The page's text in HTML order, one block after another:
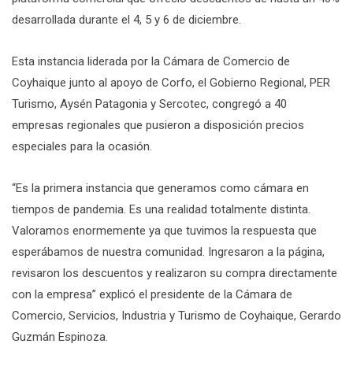
desarrollada durante el 4, 5 y 6 de diciembre.
Esta instancia liderada por la Cámara de Comercio de
Coyhaique junto al apoyo de Corfo, el Gobierno Regional, PER
Turismo, Aysén Patagonia y Sercotec, congregó a 40
empresas regionales que pusieron a disposición precios
especiales para la ocasión.
“Es la primera instancia que generamos como cámara en
tiempos de pandemia. Es una realidad totalmente distinta.
Valoramos enormemente ya que tuvimos la respuesta que
esperábamos de nuestra comunidad. Ingresaron a la página,
revisaron los descuentos y realizaron su compra directamente
con la empresa” explicó el presidente de la Cámara de
Comercio, Servicios, Industria y Turismo de Coyhaique, Gerardo
Guzmán Espinoza.